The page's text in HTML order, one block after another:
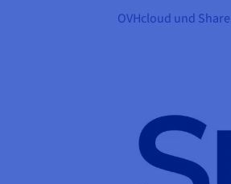
OVHcloud und